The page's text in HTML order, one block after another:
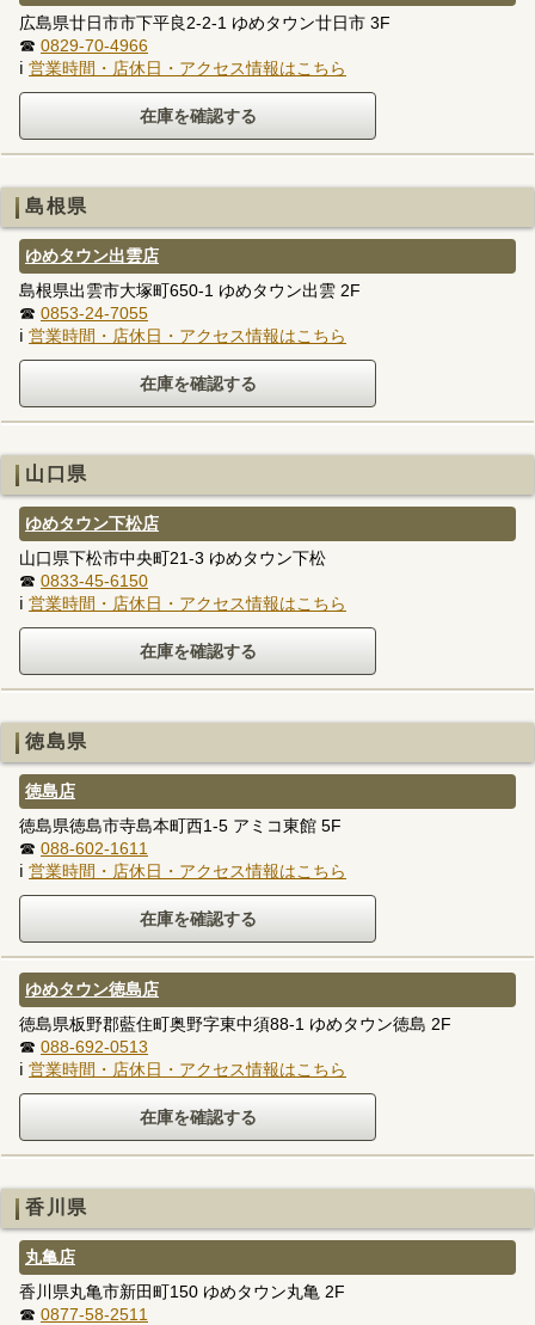
広島県廿日市市下平良2-2-1 ゆめタウン廿日市 3F
☎ 0829-70-4966
ℹ 営業時間・店休日・アクセス情報はこちら
島根県
ゆめタウン出雲店
島根県出雲市大塚町650-1 ゆめタウン出雲 2F
☎ 0853-24-7055
ℹ 営業時間・店休日・アクセス情報はこちら
山口県
ゆめタウン下松店
山口県下松市中央町21-3 ゆめタウン下松
☎ 0833-45-6150
ℹ 営業時間・店休日・アクセス情報はこちら
徳島県
徳島店
徳島県徳島市寺島本町西1-5 アミコ東館 5F
☎ 088-602-1611
ℹ 営業時間・店休日・アクセス情報はこちら
ゆめタウン徳島店
徳島県板野郡藍住町奥野字東中須88-1 ゆめタウン徳島 2F
☎ 088-692-0513
ℹ 営業時間・店休日・アクセス情報はこちら
香川県
丸亀店
香川県丸亀市新田町150 ゆめタウン丸亀 2F
☎ 0877-58-2511